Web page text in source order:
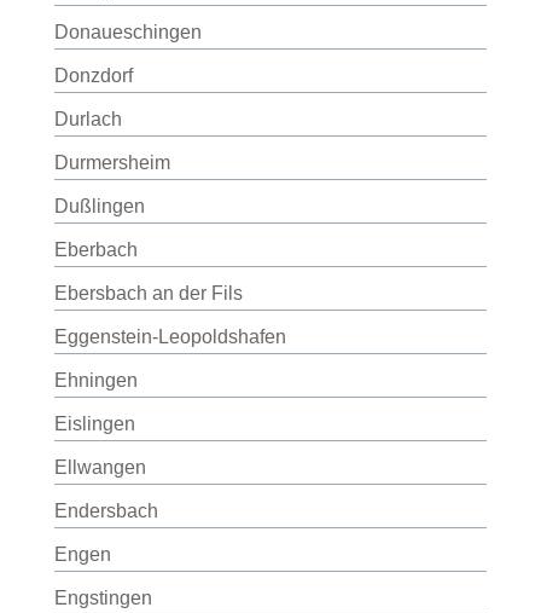
Donaueschingen
Donzdorf
Durlach
Durmersheim
Dußlingen
Eberbach
Ebersbach an der Fils
Eggenstein-Leopoldshafen
Ehningen
Eislingen
Ellwangen
Endersbach
Engen
Engstingen